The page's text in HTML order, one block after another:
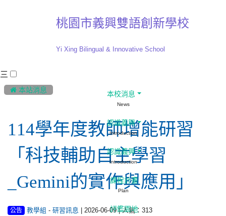
:::
 本站消息
114學年度教師增能研習
「科技輔助自主學習
_Gemini的實作與應用」
公告 教學組 - 研習訊息 | 2026-06-09 | 人氣：313
桃園市義興雙語創新學校
Yi Xing Bilingual & Innovative School
三
本校消息
News
認識義興
Introduction
認識義興
Introduction
課程計畫
Plan
評鑑園地